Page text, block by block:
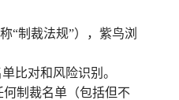
“制裁法规”），紫鸟浏
比对和风险识别。
制裁名单（包括但不